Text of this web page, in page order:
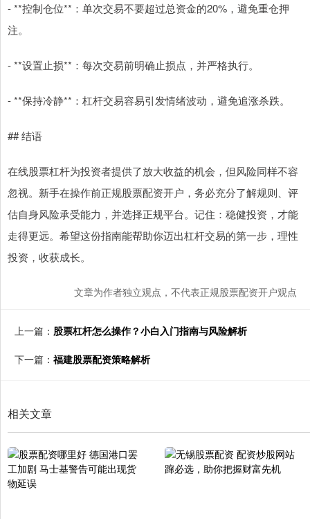
- **控制仓位**：单次交易不要超过总资金的20%，避免重仓押
注。
- **设置止损**：每次交易前明确止损点，并严格执行。
- **保持冷静**：杠杆交易容易引发情绪波动，避免追涨杀跌。
## 结语
在线股票杠杆为投资者提供了放大收益的机会，但风险同样不容
忽视。新手在操作前正规股票配资开户，务必充分了解规则、评
估自身风险承受能力，并选择正规平台。记住：稳健投资，才能
走得更远。希望这份指南能帮助你迈出杠杆交易的第一步，理性
投资，收获成长。
文章为作者独立观点，不代表正规股票配资开户观点
上一篇： 股票杠杆怎么操作？小白入门指南与风险解析
下一篇： 福建股票配资策略解析
相关文章